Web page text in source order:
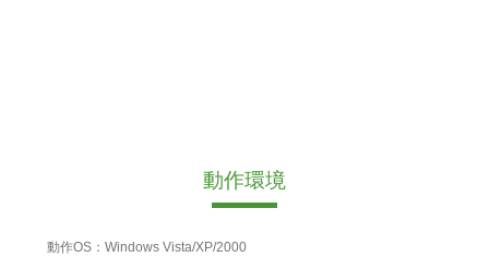
動作環境
動作OS：Windows Vista/XP/2000